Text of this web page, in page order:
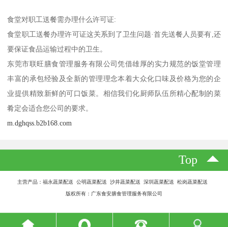
食堂对职工送餐需办理什么许可证:
食堂职工送餐办理许可证这关系到了卫生问题·首先送餐人员要有,还
要保证食品运输过程中的卫生。
东莞市联旺膳食管理服务有限公司凭借雄厚的实力规范的饭堂管理
丰富的承包经验及全新的管理理念本着大众化口味及价格为您的企
业提供精致新鲜的可口饭菜。相信我们化厨师队伍所精心配制的菜
肴定会适合您公司的要求。
m.dghqss.b2b168.com
Top
主营产品：福永蔬菜配送 公明蔬菜配送 沙井蔬菜配送 深圳蔬菜配送 松岗蔬菜配送
版权所有：广东食安膳食管理服务有限公司